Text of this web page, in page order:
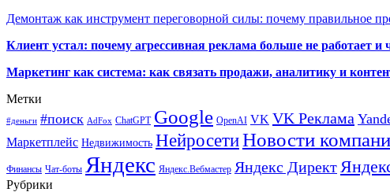
Демонтаж как инструмент переговорной силы: почему правильное
Клиент устал: почему агрессивная реклама больше не работает и
Маркетинг как система: как связать продажи, аналитику и
Метки
#деньги #поиск AdFox ChatGPT Google OpenAI VK VK Реклама
Маркетплейс Недвижимость НейросетиНовости
Финансы Чат-боты Яндекс Яндекс.Вебмастер Яндекс Директ
Рубрики